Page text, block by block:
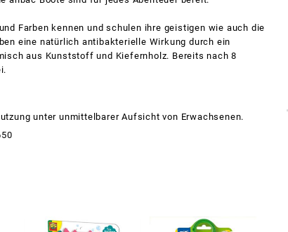
Farben kennen und schulen ihre geistigen wie auch die
eine natürlich antibakterielle Wirkung durch ein
aus Kunststoff und Kiefernholz. Bereits nach 8
unter unmittelbarer Aufsicht von Erwachsenen.